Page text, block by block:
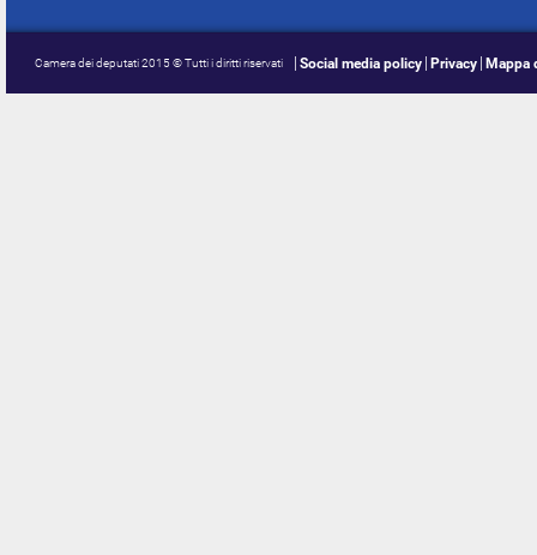
Camera dei deputati 2015 © Tutti i diritti riservati Social media policy Privacy Mappa